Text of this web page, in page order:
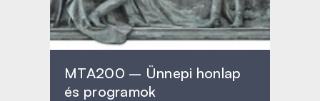
MTA200 – Ünnepi honlap
és programok